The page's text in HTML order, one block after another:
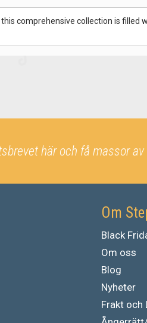
comprehensive collection is
här och få massor av
Om
Black
Om oss
Blog
Nyheter
Frakt och